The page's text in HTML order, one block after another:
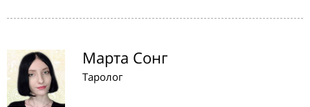
Марта Сонг
Таролог